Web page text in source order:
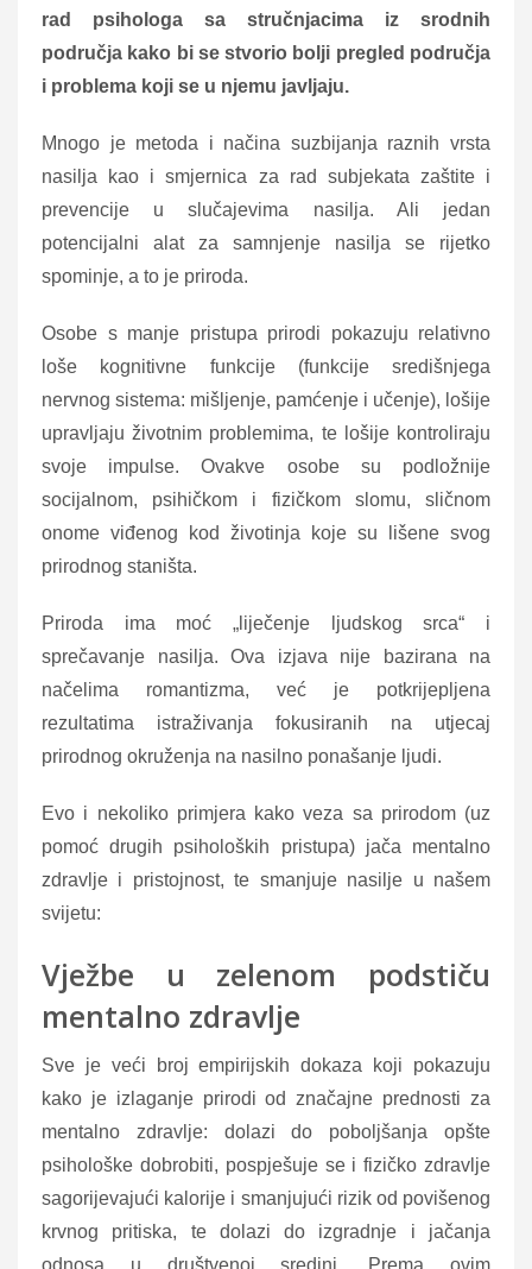
rad psihologa sa stručnjacima iz srodnih
područja kako bi se stvorio bolji pregled područja
i problema koji se u njemu javljaju.
Mnogo je metoda i načina suzbijanja raznih vrsta
nasilja kao i smjernica za rad subjekata zaštite i
prevencije u slučajevima nasilja. Ali jedan
potencijalni alat za samnjenje nasilja se rijetko
spominje, a to je priroda.
Osobe s manje pristupa prirodi pokazuju relativno
loše kognitivne funkcije (funkcije središnjega
nervnog sistema: mišljenje, pamćenje i učenje), lošije
upravljaju životnim problemima, te lošije kontroliraju
svoje impulse. Ovakve osobe su podložnije
socijalnom, psihičkom i fizičkom slomu, sličnom
onome viđenog kod životinja koje su lišene svog
prirodnog staništa.
Priroda ima moć „liječenje ljudskog srca“ i
sprečavanje nasilja. Ova izjava nije bazirana na
načelima romantizma, već je potkrijepljena
rezultatima istraživanja fokusiranih na utjecaj
prirodnog okruženja na nasilno ponašanje ljudi.
Evo i nekoliko primjera kako veza sa prirodom (uz
pomoć drugih psiholoških pristupa) jača mentalno
zdravlje i pristojnost, te smanjuje nasilje u našem
svijetu:
Vježbe u zelenom podstiču
mentalno zdravlje
Sve je veći broj empirijskih dokaza koji pokazuju
kako je izlaganje prirodi od značajne prednosti za
mentalno zdravlje: dolazi do poboljšanja opšte
psihološke dobrobiti, pospješuje se i fizičko zdravlje
sagorijevajući kalorije i smanjujući rizik od povišenog
krvnog pritiska, te dolazi do izgradnje i jačanja
odnosa u društvenoj sredini. Prema ovim